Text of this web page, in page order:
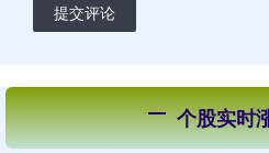
提交评论
个股实时